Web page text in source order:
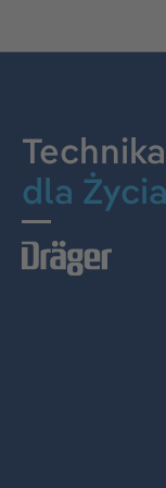
Technika
dla Życia